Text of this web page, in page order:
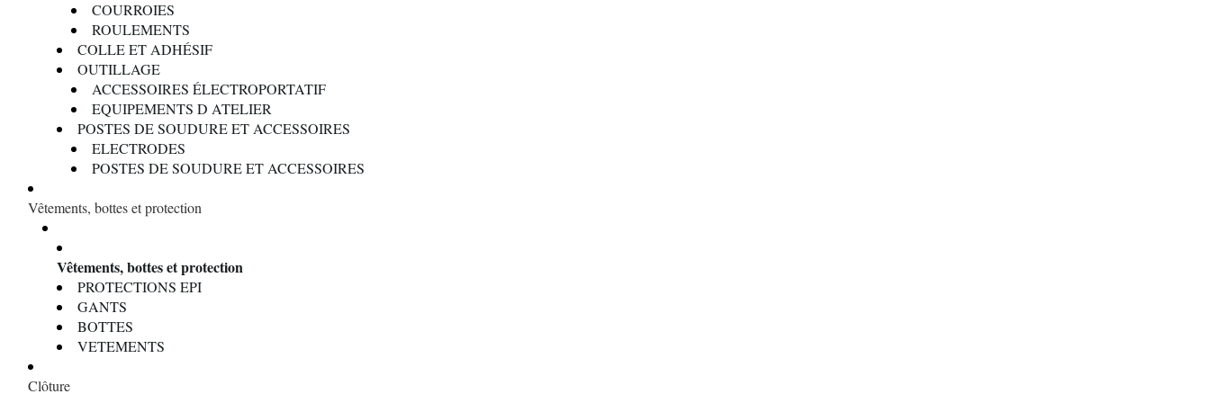
COURROIES
ROULEMENTS
COLLE ET ADHÉSIF
OUTILLAGE
ACCESSOIRES ÉLECTROPORTATIF
EQUIPEMENTS D ATELIER
POSTES DE SOUDURE ET ACCESSOIRES
ELECTRODES
POSTES DE SOUDURE ET ACCESSOIRES
Vêtements, bottes et protection
Vêtements, bottes et protection
PROTECTIONS EPI
GANTS
BOTTES
VETEMENTS
Clôture